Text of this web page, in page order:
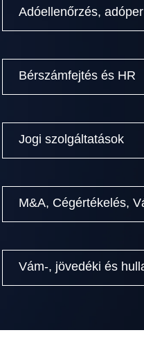
Adóellenőrzés, adóper
Bérszámfejtés és HR
Jogi szolgáltatások